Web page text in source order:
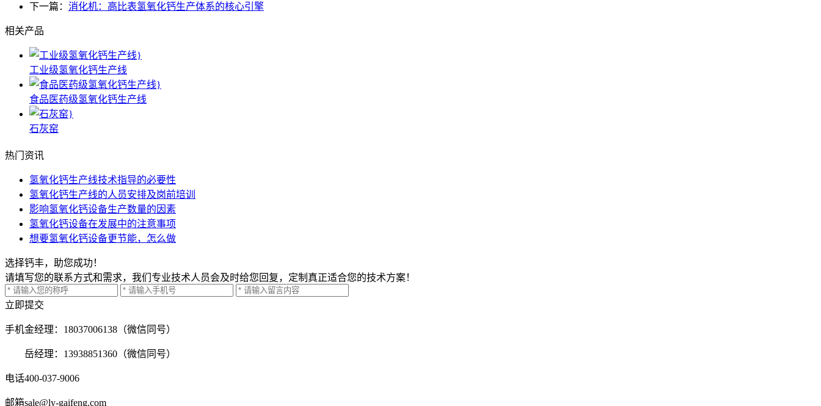
下一篇： 消化机：高比表氢氧化钙生产体系的核心引擎
相关产品
工业级氢氧化钙生产线
食品医药级氢氧化钙生产线
石灰窑
热门资讯
氢氧化钙生产线技术指导的必要性
氢氧化钙生产线的人员安排及岗前培训
影响氢氧化钙设备生产数量的因素
氢氧化钙设备在发展中的注意事项
想要氢氧化钙设备更节能，怎么做
选择钙丰，助您成功！
请填写您的联系方式和需求，我们专业技术人员会及时给您回复，定制真正适合您的技术方案！
立即提交
手机金经理：18037006138（微信同号）
岳经理：13938851360（微信同号）
电话400-037-9006
邮箱sale@ly-gaifeng.com